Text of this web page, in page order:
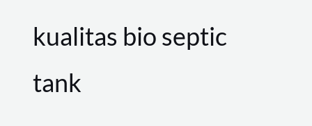
kualitas bio septic
tank